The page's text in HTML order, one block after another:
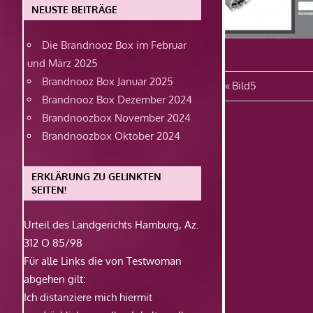
Vorheriger
Beitrag:
Bild5
NEUSTE BEITRÄGE
Die Brandnooz Box im Februar
und März 2025
Brandnooz Box Januar 2025
Brandnooz Box Dezember 2024
Brandnoozbox November 2024
Brandnoozbox Oktober 2024
ERKLÄRUNG ZU GELINKTEN
SEITEN!
Urteil des Landgerichts Hamburg, Az.
312 O 85/98
Für alle Links die von Testwoman
abgehen gilt:
Ich distanziere mich hiermit